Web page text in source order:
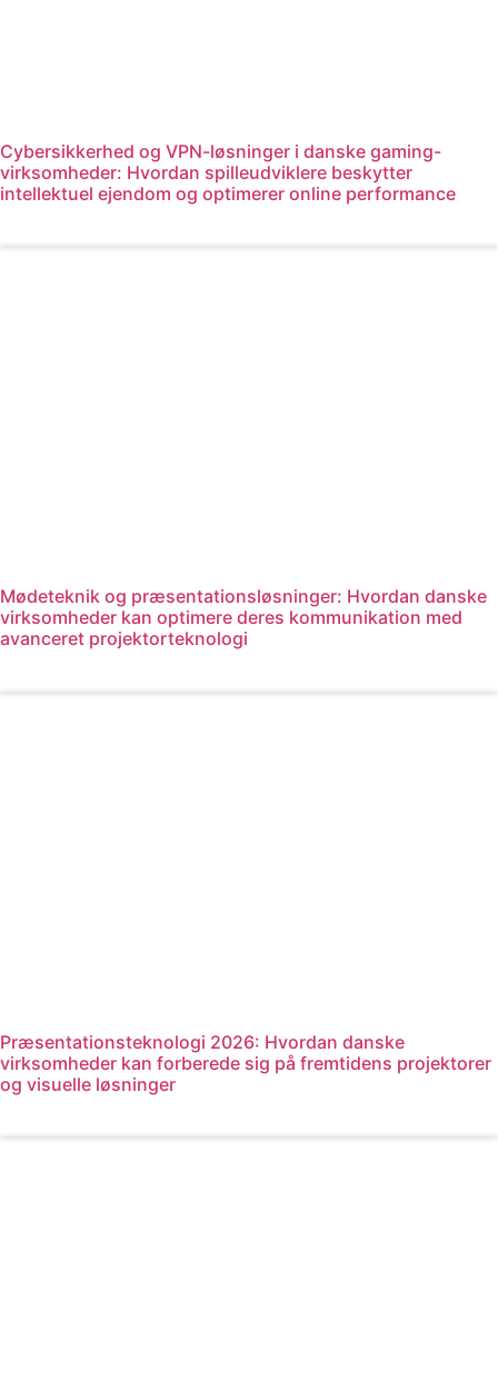
Cybersikkerhed og VPN-løsninger i danske gaming-
virksomheder: Hvordan spilleudviklere beskytter
intellektuel ejendom og optimerer online performance
Mødeteknik og præsentationsløsninger: Hvordan danske
virksomheder kan optimere deres kommunikation med
avanceret projektorteknologi
Præsentationsteknologi 2026: Hvordan danske
virksomheder kan forberede sig på fremtidens projektorer
og visuelle løsninger